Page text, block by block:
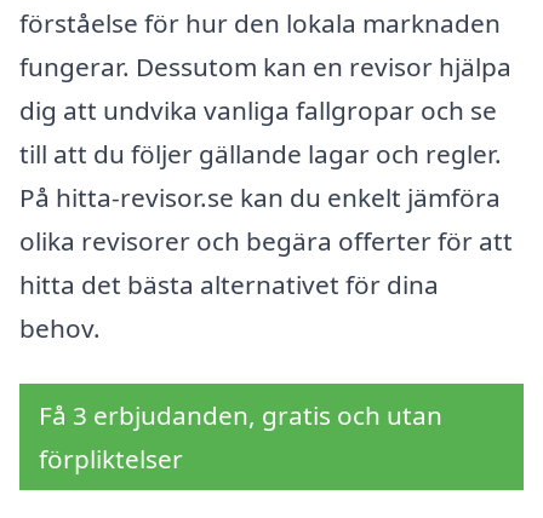
förståelse för hur den lokala marknaden
fungerar. Dessutom kan en revisor hjälpa
dig att undvika vanliga fallgropar och se
till att du följer gällande lagar och regler.
På hitta-revisor.se kan du enkelt jämföra
olika revisorer och begära offerter för att
hitta det bästa alternativet för dina
behov.
Få 3 erbjudanden, gratis och utan
förpliktelser